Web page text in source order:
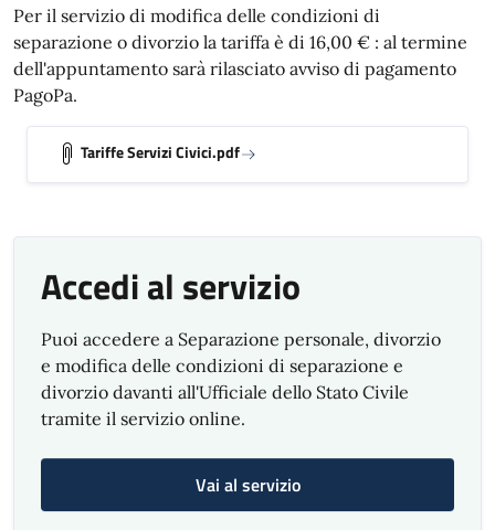
Per il servizio di modifica delle condizioni di
separazione o divorzio la tariffa è di 16,00 € : al termine
dell'appuntamento sarà rilasciato avviso di pagamento
PagoPa.
Tariffe Servizi Civici.pdf
Accedi al servizio
Puoi accedere a Separazione personale, divorzio
e modifica delle condizioni di separazione e
divorzio davanti all'Ufficiale dello Stato Civile
tramite il servizio online.
Vai al servizio